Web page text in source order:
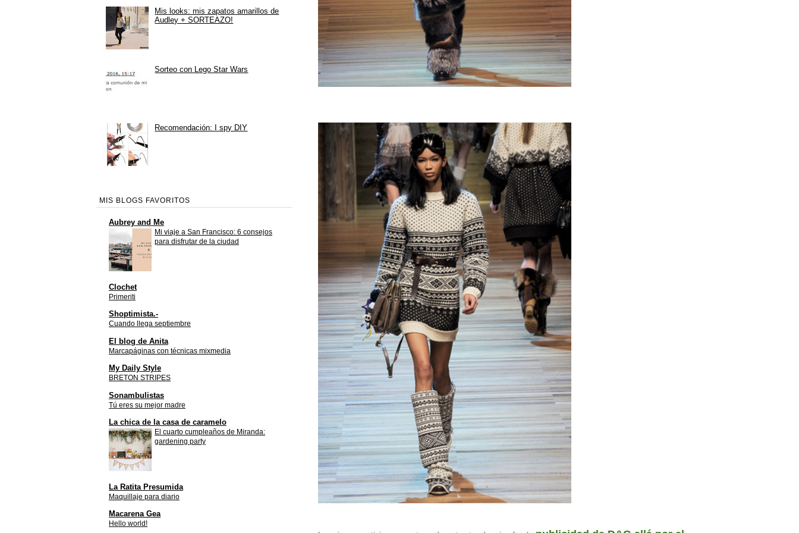
Mis looks: mis zapatos amarillos de
Audley + SORTEAZO!
Sorteo con Lego Star Wars
Recomendación: I spy DIY
MIS BLOGS FAVORITOS
Aubrey and Me
Mi viaje a San Francisco: 6 consejos
para disfrutar de la ciudad
Clochet
Primeriti
Shoptimista.-
Cuando llega septiembre
El blog de Anita
Marcapáginas con técnicas mixmedia
My Daily Style
BRETON STRIPES
Sonambulistas
Tú eres su mejor madre
La chica de la casa de caramelo
El cuarto cumpleaños de Miranda:
gardening party
La Ratita Presumida
Maquillaje para diario
Macarena Gea
Hello world!